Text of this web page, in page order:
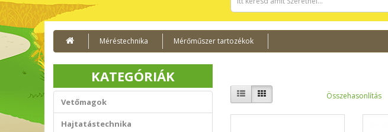
Méréstechnika Mérőműszer tartozékok
KATEGÓRIÁK
Vetőmagok
Hajtatástechnika
Összehasonlítás